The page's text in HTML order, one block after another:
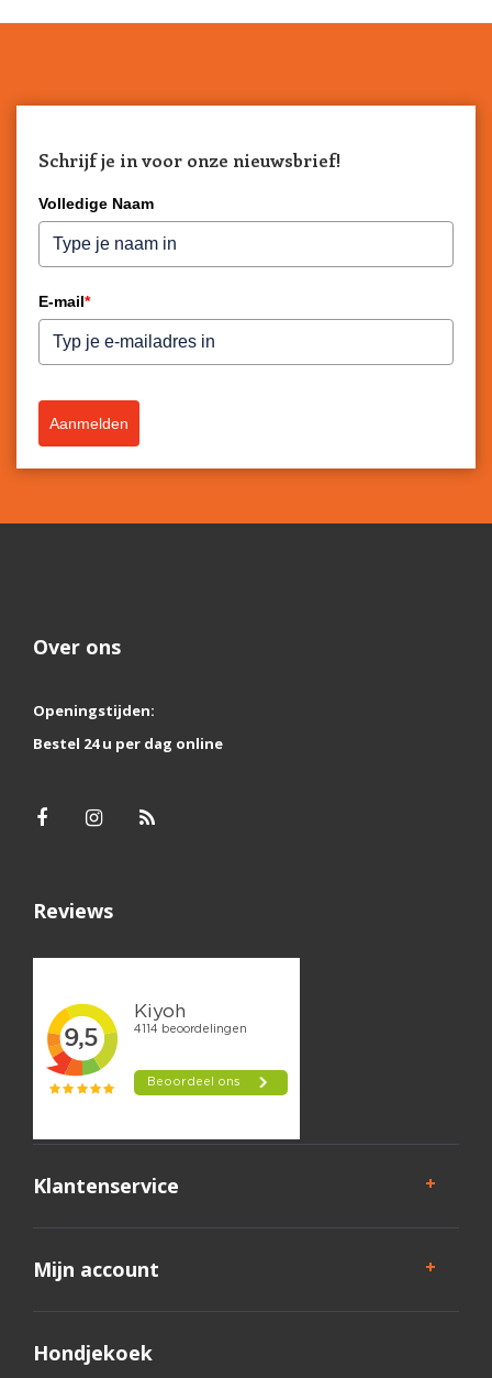
Schrijf je in voor onze nieuwsbrief!
Volledige Naam
E-mail*
Aanmelden
Over ons
Openingstijden:
Bestel 24 u per dag online
Reviews
Klantenservice
Mijn account
Hondjekoek